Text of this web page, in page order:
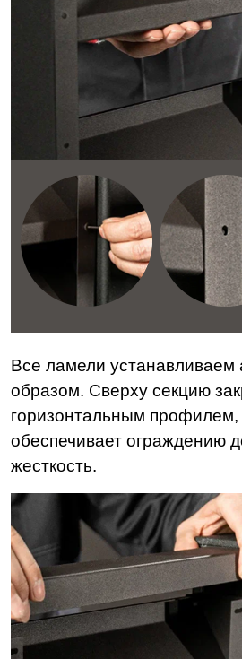
Все ламели устанавливаем
образом. Сверху секцию
горизонтальным профилем,
обеспечивает ограждению
жесткость.